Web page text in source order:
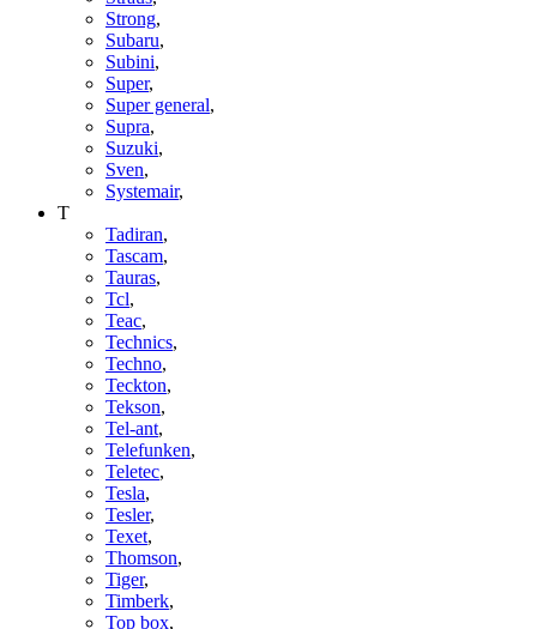
Strong,
Subaru,
Subini,
Super,
Super general,
Supra,
Suzuki,
Sven,
Systemair,
T
Tadiran,
Tascam,
Tauras,
Tcl,
Teac,
Technics,
Techno,
Teckton,
Tekson,
Tel-ant,
Telefunken,
Teletec,
Tesla,
Tesler,
Texet,
Thomson,
Tiger,
Timberk,
Top box,